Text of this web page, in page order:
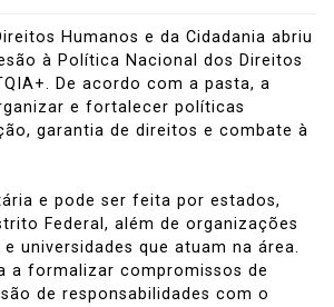
Humanos e da Cidadania abriu
à Política Nacional dos Direitos
De acordo com a pasta, a
e fortalecer políticas
garantia de direitos e combate à
e pode ser feita por estados,
Federal, além de organizações
universidades que atuam na área.
a formalizar compromissos de
de responsabilidades com o